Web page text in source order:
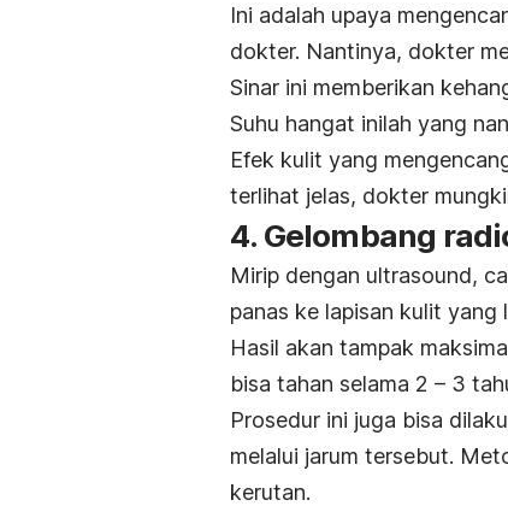
Ini adalah upaya
dokter. Nantinya, dokter
Sinar ini memberikan
Suhu hangat inilah yang
Efek kulit yang
terlihat jelas, dokter
4. Gelombang
Mirip dengan ultrasound,
panas ke lapisan kulit yang
Hasil akan tampak
bisa tahan selama 2 – 3
Prosedur ini juga bisa
melalui jarum tersebut.
kerutan.